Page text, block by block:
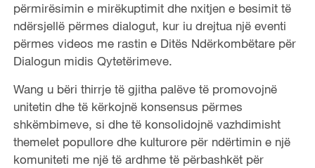
përmirësimin e mirëkuptimit dhe nxitjen e besimit të
ndërsjellë përmes dialogut, kur iu drejtua një eventi
përmes videos me rastin e Ditës Ndërkombëtare për
Dialogun midis Qytetërimeve.
Wang u bëri thirrje të gjitha palëve të promovojnë
unitetin dhe të kërkojnë konsensus përmes
shkëmbimeve, si dhe të konsolidojnë vazhdimisht
themelet popullore dhe kulturore për ndërtimin e një
komuniteti me një të ardhme të përbashkët për